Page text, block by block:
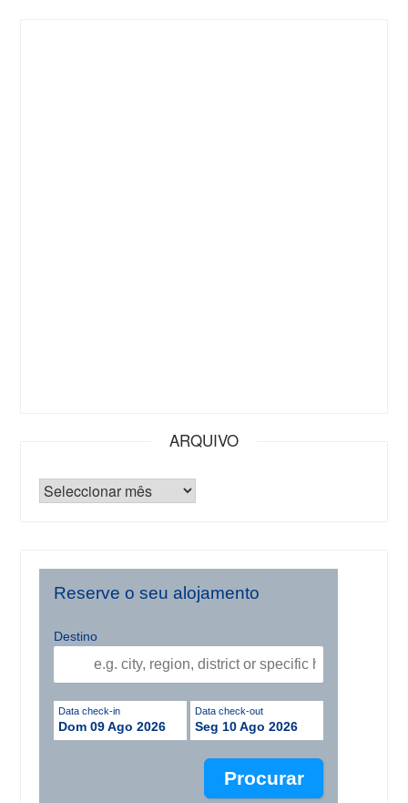
ARQUIVO
Reserve o seu alojamento
Destino
Data check-in
Dom 09 Ago 2026
Data check-out
Seg 10 Ago 2026